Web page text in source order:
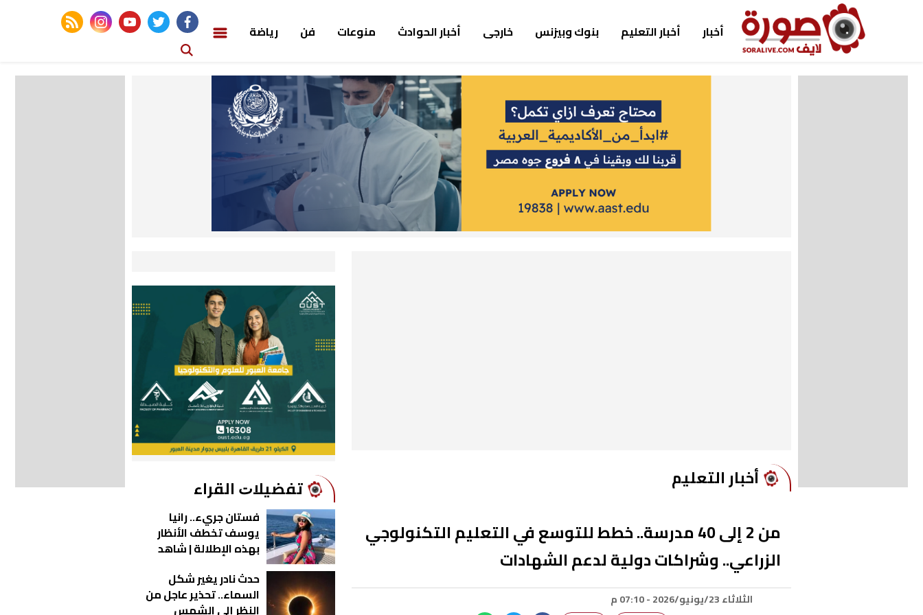
أخبار أخبار التعليم بنوك وبيزنس خارجى أخبار الحوادث منوعات فن رياضة
facebook
twitter
youtube
instagram
rss feed
أخبار التعليم
من 2 إلى 40 مدرسة.. خطط للتوسع في التعليم التكنولوجي
الزراعي.. وشراكات دولية لدعم الشهادات
الثلاثاء 23/يونيو/2026 - 07:10 م
ﺗﻔﻀﻴﻼﺕ اﻟﻘﺮاء
فستان جريء.. رانيا
يوسف تخطف الأنظار
بهذه الإطلالة | شاهد
حدث نادر يغير شكل
السماء.. تحذير عاجل من
النظر إلى الشمس